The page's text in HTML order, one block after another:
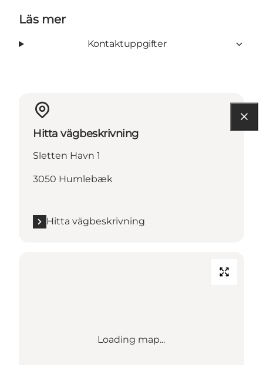
Läs mer
Kontaktuppgifter
Hitta vägbeskrivning
Sletten Havn 1
3050 Humlebæk
Hitta vägbeskrivning
Loading map...